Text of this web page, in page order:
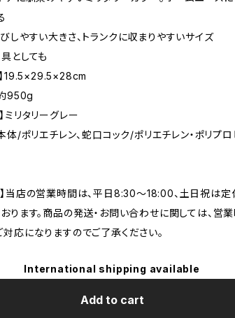
しやすい大きさ、トランクに収まりやすいサイズ
としても
】19.5×29.5×28cm
約950g
ミリタリーグレー
本体/ポリエチレン、蛇口コック/ポリエチレン・ポリプ
】当店の営業時間は、平日8:30～18:00、土日祝は定
おります。商品の発送・お問い合わせに関しては、営
対応になりますのでご了承ください。
International shipping available
Add to cart